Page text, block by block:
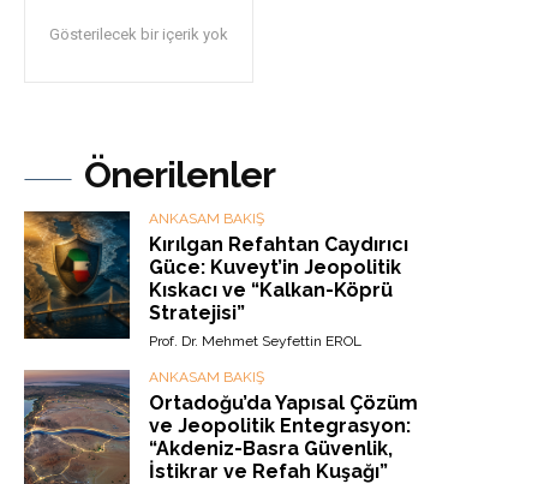
Gösterilecek bir içerik yok
Önerilenler
ANKASAM BAKIŞ
Kırılgan Refahtan Caydırıcı
Güce: Kuveyt’in Jeopolitik
Kıskacı ve “Kalkan-Köprü
Stratejisi”
Prof. Dr. Mehmet Seyfettin EROL
ANKASAM BAKIŞ
Ortadoğu’da Yapısal Çözüm
ve Jeopolitik Entegrasyon:
“Akdeniz-Basra Güvenlik,
İstikrar ve Refah Kuşağı”